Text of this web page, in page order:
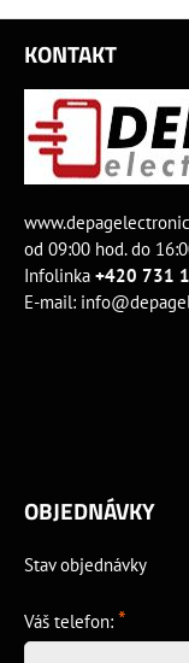
KONTAKT
od 09:00 hod. do
Infolinka +420 731
E-mail:
OBJEDNÁVKY
Stav objednávky
Váš telefon: *